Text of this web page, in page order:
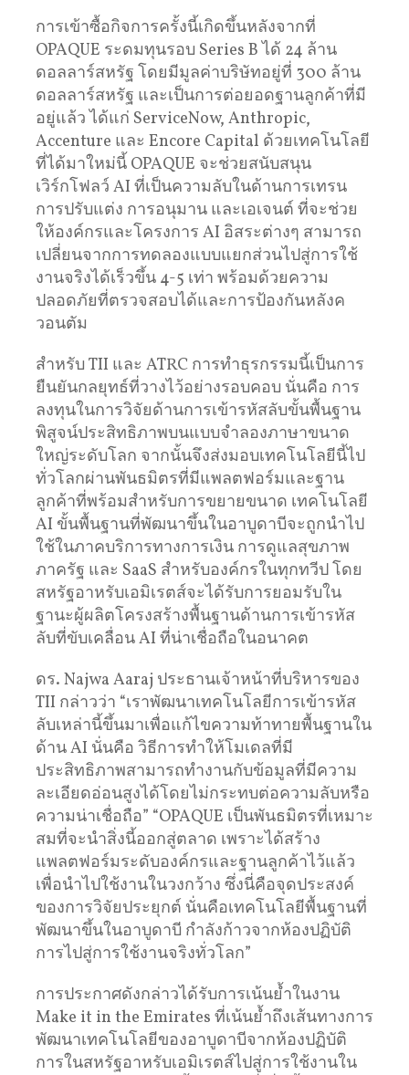
การเข้าซื้อกิจการครั้งนี้เกิดขึ้นหลังจากที่
OPAQUE ระดมทุนรอบ Series B ได้ 24 ล้าน
ดอลลาร์สหรัฐ โดยมีมูลค่าบริษัทอยู่ที่ 300 ล้าน
ดอลลาร์สหรัฐ และเป็นการต่อยอดฐานลูกค้าที่มี
อยู่แล้ว ได้แก่ ServiceNow, Anthropic,
Accenture และ Encore Capital ด้วยเทคโนโลยี
ที่ได้มาใหม่นี้ OPAQUE จะช่วยสนับสนุน
เวิร์กโฟลว์ AI ที่เป็นความลับในด้านการเทรน
การปรับแต่ง การอนุมาน และเอเจนต์ ที่จะช่วย
ให้องค์กรและโครงการ AI อิสระต่างๆ สามารถ
เปลี่ยนจากการทดลองแบบแยกส่วนไปสู่การใช้
งานจริงได้เร็วขึ้น 4-5 เท่า พร้อมด้วยความ
ปลอดภัยที่ตรวจสอบได้และการป้องกันหลังค
วอนตัม
สำหรับ TII และ ATRC การทำธุรกรรมนี้เป็นการ
ยืนยันกลยุทธ์ที่วางไว้อย่างรอบคอบ นั่นคือ การ
ลงทุนในการวิจัยด้านการเข้ารหัสลับขั้นพื้นฐาน
พิสูจน์ประสิทธิภาพบนแบบจำลองภาษาขนาด
ใหญ่ระดับโลก จากนั้นจึงส่งมอบเทคโนโลยีนี้ไป
ทั่วโลกผ่านพันธมิตรที่มีแพลตฟอร์มและฐาน
ลูกค้าที่พร้อมสำหรับการขยายขนาด เทคโนโลยี
AI ขั้นพื้นฐานที่พัฒนาขึ้นในอาบูดาบีจะถูกนำไป
ใช้ในภาคบริการทางการเงิน การดูแลสุขภาพ
ภาครัฐ และ SaaS สำหรับองค์กรในทุกทวีป โดย
สหรัฐอาหรับเอมิเรตส์จะได้รับการยอมรับใน
ฐานะผู้ผลิตโครงสร้างพื้นฐานด้านการเข้ารหัส
ลับที่ขับเคลื่อน AI ที่น่าเชื่อถือในอนาคต
ดร. Najwa Aaraj ประธานเจ้าหน้าที่บริหารของ
TII กล่าวว่า “เราพัฒนาเทคโนโลยีการเข้ารหัส
ลับเหล่านี้ขึ้นมาเพื่อแก้ไขความท้าทายพื้นฐานใน
ด้าน AI นั่นคือ วิธีการทำให้โมเดลที่มี
ประสิทธิภาพสามารถทำงานกับข้อมูลที่มีความ
ละเอียดอ่อนสูงได้โดยไม่กระทบต่อความลับหรือ
ความน่าเชื่อถือ” “OPAQUE เป็นพันธมิตรที่เหมาะ
สมที่จะนำสิ่งนี้ออกสู่ตลาด เพราะได้สร้าง
แพลตฟอร์มระดับองค์กรและฐานลูกค้าไว้แล้ว
เพื่อนำไปใช้งานในวงกว้าง ซึ่งนี่คือจุดประสงค์
ของการวิจัยประยุกต์ นั่นคือเทคโนโลยีพื้นฐานที่
พัฒนาขึ้นในอาบูดาบี กำลังก้าวจากห้องปฏิบัติ
การไปสู่การใช้งานจริงทั่วโลก”
การประกาศดังกล่าวได้รับการเน้นย้ำในงาน
Make it in the Emirates ที่เน้นย้ำถึงเส้นทางการ
พัฒนาเทคโนโลยีของอาบูดาบีจากห้องปฏิบัติ
การในสหรัฐอาหรับเอมิเรตส์ไปสู่การใช้งานใน